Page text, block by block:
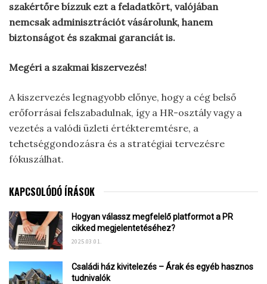
szakértőre bízzuk ezt a feladatkört, valójában
nemcsak adminisztrációt vásárolunk, hanem
biztonságot és szakmai garanciát is.
Megéri a szakmai kiszervezés!
A kiszervezés legnagyobb előnye, hogy a cég belső
erőforrásai felszabadulnak, így a HR-osztály vagy a
vezetés a valódi üzleti értékteremtésre, a
tehetséggondozásra és a stratégiai tervezésre
fókuszálhat.
KAPCSOLÓDÓ ÍRÁSOK
Hogyan válassz megfelelő platformot a PR
cikked megjelentetéséhez?
2025.03.01.
Családi ház kivitelezés – Árak és egyéb hasznos
tudnivalók